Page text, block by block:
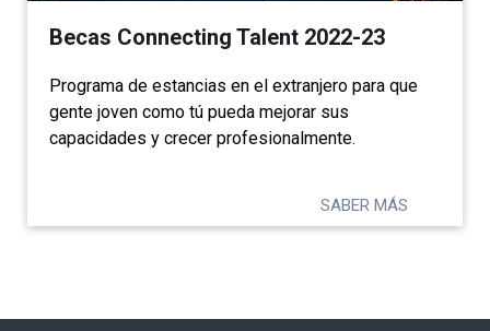
Becas Connecting Talent 2022-23
Programa de estancias en el extranjero para que
gente joven como tú pueda mejorar sus
capacidades y crecer profesionalmente.
SABER MÁS